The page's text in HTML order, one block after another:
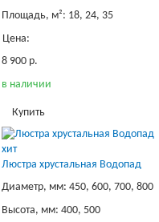
Площадь, м²: 18, 24, 35
Цена:
8 900 р.
в наличии
Купить
хит
Люстра хрустальная Водопад
Диаметр, мм: 450, 600, 700, 800
Высота, мм: 400, 500